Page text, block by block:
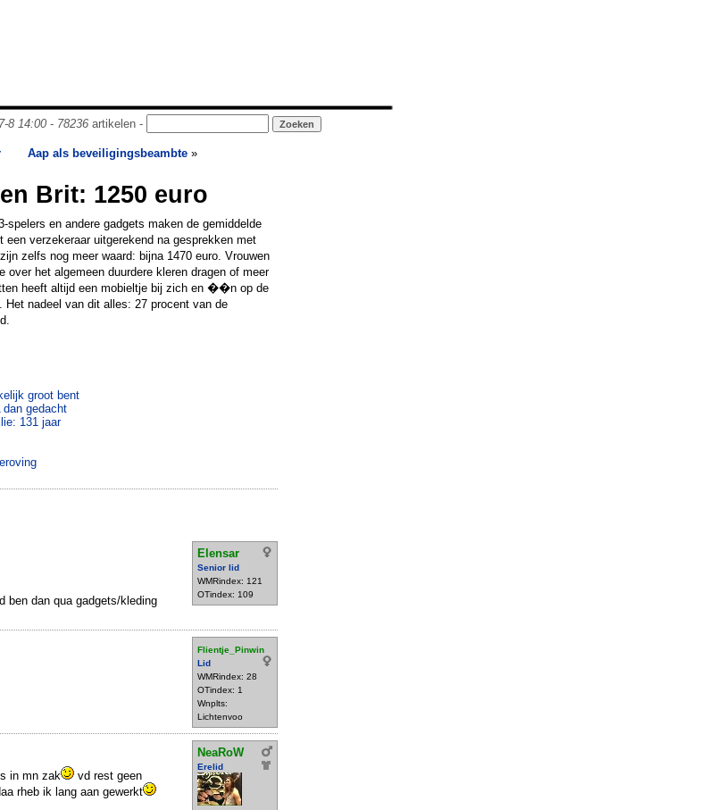
7-8 14:00- 78236artikelen -
Aap als beveiligingsbeambte »
Brit: 1250 euro
spelers en andere gadgets maken de gemiddelde
een verzekeraar uitgerekend na gesprekken met
zelfs nog meer waard: bijna 1470 euro. Vrouwen
over het algemeen duurdere kleren dragen of meer
heeft altijd een mobieltje bij zich en ��n op de
nadeel van dit alles: 27 procent van de
groot bent
dan gedacht
131 jaar
Elensar
Senior lid
WMRindex: 121
OTindex: 109
ben dan qua gadgets/kleding
Flientje_Pinwin
Lid
WMRindex: 28
OTindex: 1
Wnplts:
Lichtenvoo
NeaRoW
Erelid
in mn zak
vd rest geen
rheb ik lang aan gewerkt